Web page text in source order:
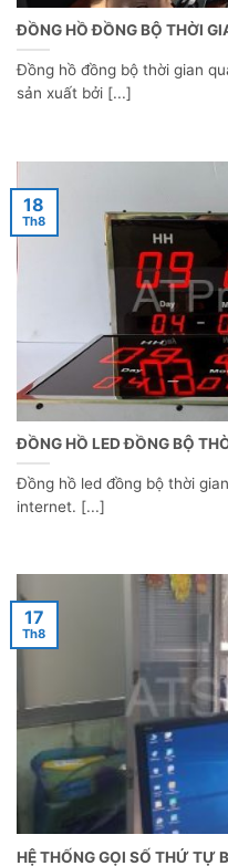
ĐỒNG HỒ ĐỒNG BỘ THỜI
Đồng hồ đồng bộ thời gian
sản xuất bởi [...]
ĐỒNG HỒ LED ĐỒNG BỘ
Đồng hồ led đồng bộ thời
internet. [...]
18
Th8
HỆ THỐNG GỌI SỐ THỨ TỰ
17
Th8